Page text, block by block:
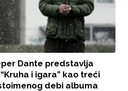
Dante predstavlja
i igara” kao treći
debi albuma